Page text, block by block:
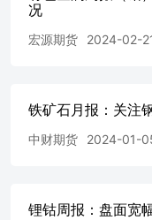
存
国产电池级氢
业级氢氧化锂
（≥99.8%）价
况
宏源期货 2024-02-
铁矿石月报：关注
中财期货 2024-01-
锂钴周报：盘面宽